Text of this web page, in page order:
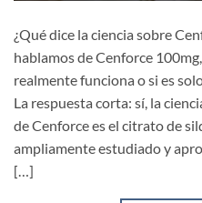
¿Qué dice la ciencia sobre
hablamos de Cenforce
realmente funciona o si es
La respuesta corta: sí, la
de Cenforce es el citrato de
ampliamente estudiado y
[…]